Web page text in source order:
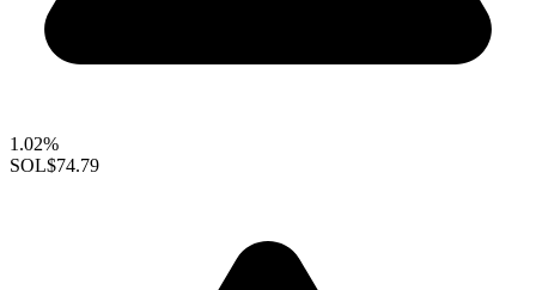
1.02%
SOL$74.79